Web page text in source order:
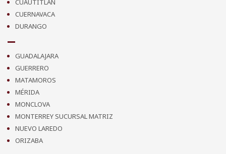
CUAUTITLÁN
CUERNAVACA
DURANGO
GUADALAJARA
GUERRERO
MATAMOROS
MÉRIDA
MONCLOVA
MONTERREY SUCURSAL MATRIZ
NUEVO LAREDO
ORIZABA